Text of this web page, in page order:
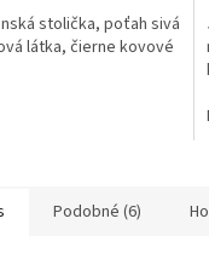
stolička, poťah sivá
látka, čierne kovové
Podobné (6)